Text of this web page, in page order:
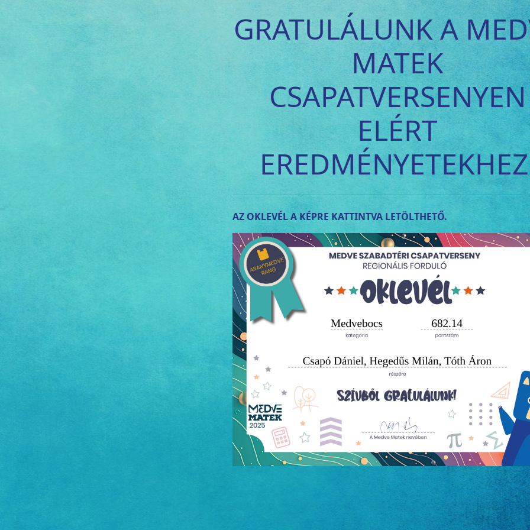
GRATULÁLUNK A
MATEK
CSAPATVERSENYEN
ELÉRT
AZ OKLEVÉL A KÉPRE KATTINTVA LETÖLTHETŐ.